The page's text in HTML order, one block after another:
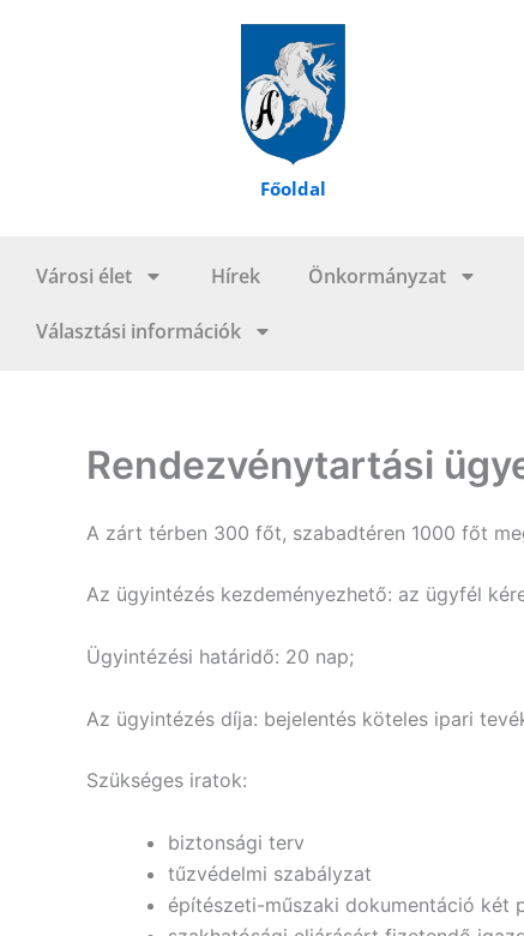
Főoldal
Városi élet Hírek Önkormányzat
Választási információk
Rendezvénytartási
A zárt térben 300 főt, szabadtéren 1000 főt
Az ügyintézés kezdeményezhető: az ügyfél
Ügyintézési határidő: 20 nap;
Az ügyintézés díja: bejelentés köteles ipari
Szükséges iratok:
biztonsági terv
tűzvédelmi szabályzat
építészeti-műszaki dokumentáció két